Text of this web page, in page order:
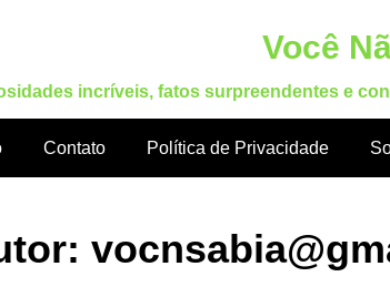
Você
incríveis, fatos surpreendentes e
Contato Política de Privacidade